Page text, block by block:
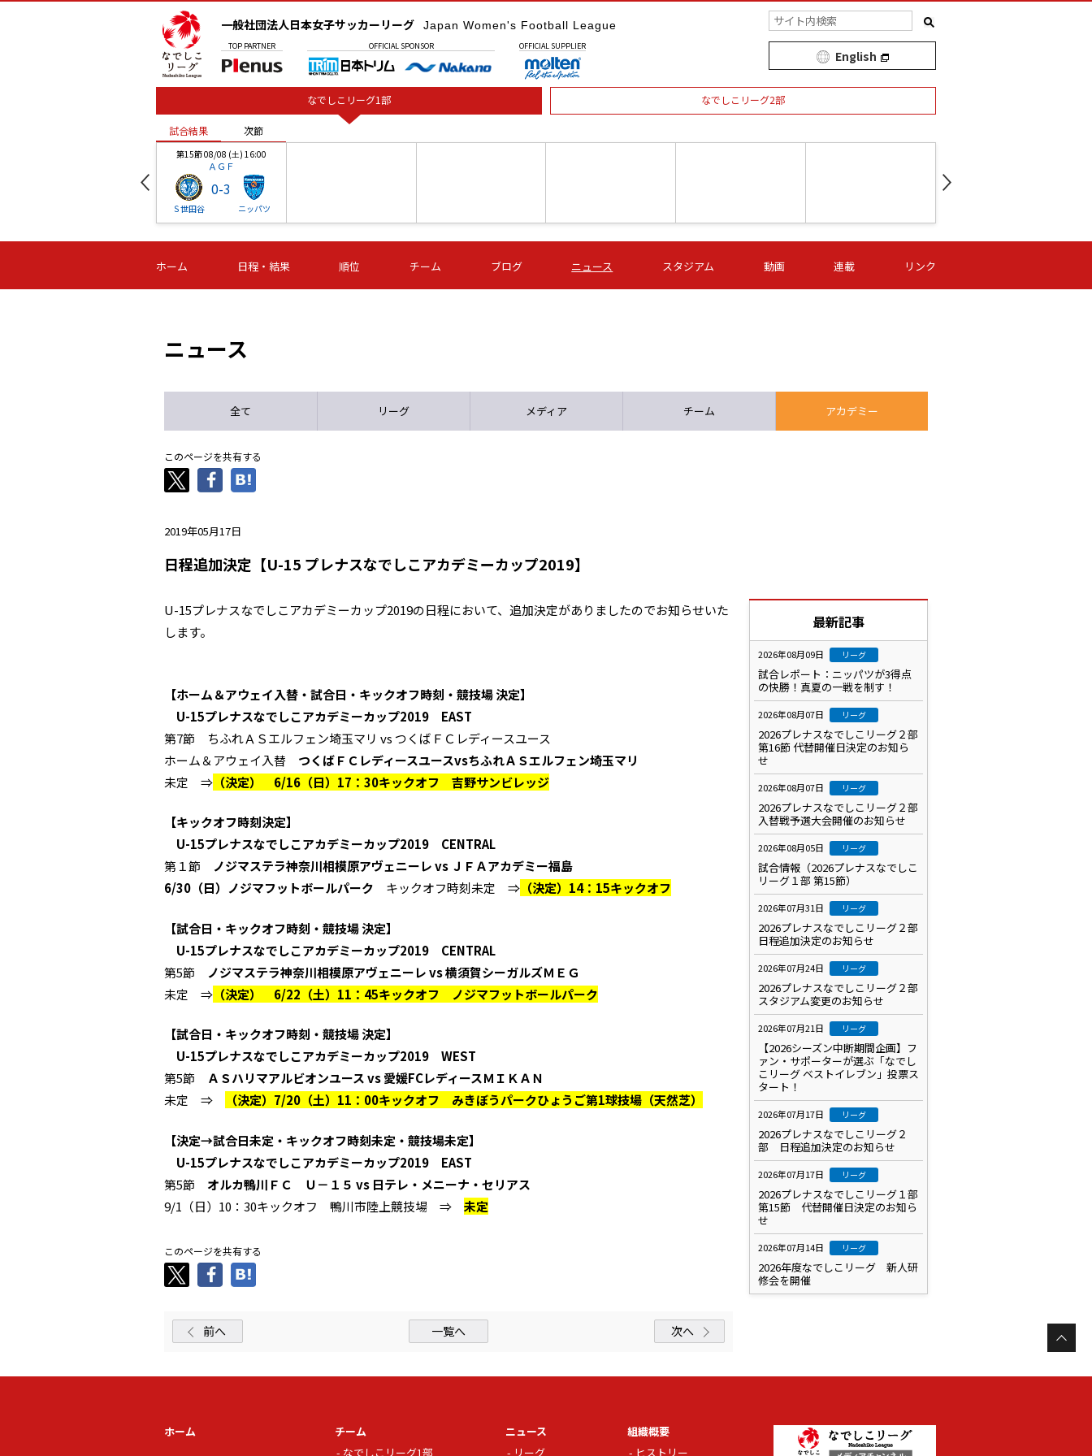
一般社団法人日本女子サッカーリーグ Japan Women's Football League
TOP PARTNER OFFICIAL SPONSOR OFFICIAL SUPPLIER
English
なでしこリーグ1部 なでしこリーグ2部
試合結果 次節
第15節 08/08 (土) 16:00
ＡＧＦ
Ｓ世田谷
0-3
ニッパツ
-
第16節 09/05 (土) 15:00
ニッパツ
-
第16節 09/05 (土) 15:00
石人の星
-
第16節 09/05 (土) 16:00
ＡＧＦ
-
いちご
-
第16節 09/06 (日) 15:00
-
第16節 09/06 (日) 15:00
- -
試合結果 次節
ホーム 日程・結果 順位 チーム ブログ ニュース スタジアム 動画 連載 リンク
ニュース
全て リーグ メディア チーム アカデミー
このページを共有する
2019年05月17日
日程追加決定【U-15 プレナスなでしこアカデミーカップ2019】
U-15プレナスなでしこアカデミーカップ2019の日程において、追加決定がありましたのでお知らせいた
します。
【ホーム＆アウェイ入替・試合日・キックオフ時刻・競技場 決定】
U-15プレナスなでしこアカデミーカップ2019 EAST
第7節 ちふれＡＳエルフェン埼玉マリ vs つくばＦＣレディースユース
ホーム＆アウェイ入替 つくばＦＣレディースユースvsちふれＡＳエルフェン埼玉マリ
未定 ⇒ （決定） 6/16（日）17：30キックオフ 吉野サンビレッジ
【キックオフ時刻決定】
U-15プレナスなでしこアカデミーカップ2019 CENTRAL
第１節 ノジマステラ神奈川相模原アヴェニーレ vs ＪＦＡアカデミー福島
6/30（日）ノジマフットボールパーク キックオフ時刻未定 ⇒ （決定）14：15キックオフ
【試合日・キックオフ時刻・競技場 決定】
U-15プレナスなでしこアカデミーカップ2019 CENTRAL
第5節 ノジマステラ神奈川相模原アヴェニーレ vs 横須賀シーガルズＭＥＧ
未定 ⇒ （決定） 6/22（土）11：45キックオフ ノジマフットボールパーク
【試合日・キックオフ時刻・競技場 決定】
U-15プレナスなでしこアカデミーカップ2019 WEST
第5節 ＡＳハリマアルビオンユース vs 愛媛FCレディースＭＩＫＡＮ
未定 ⇒
（決定）7/20（土）11：00キックオフ みきぼうパークひょうご第1球技場（天然芝）
【決定→試合日未定・キックオフ時刻未定・競技場未定】
U-15プレナスなでしこアカデミーカップ2019 EAST
第5節 オルカ鴨川ＦＣ Ｕ－１５ vs 日テレ・メニーナ・セリアス
9/1（日）10：30キックオフ 鴨川市陸上競技場 ⇒ 未定
このページを共有する
前へ 一覧へ 次へ
最新記事
2026年08月09日 リーグ
試合レポート：ニッパツが3得点
の快勝！真夏の一戦を制す！
2026年08月07日 リーグ
2026プレナスなでしこリーグ２部
第16節 代替開催日決定のお知ら
せ
2026年08月07日 リーグ
2026プレナスなでしこリーグ２部
入替戦予選大会開催のお知らせ
2026年08月05日 リーグ
試合情報（2026プレナスなでしこ
リーグ１部 第15節）
2026年07月31日 リーグ
2026プレナスなでしこリーグ２部
日程追加決定のお知らせ
2026年07月24日 リーグ
2026プレナスなでしこリーグ２部
スタジアム変更のお知らせ
2026年07月21日 リーグ
【2026シーズン中断期間企画】フ
ァン・サポーターが選ぶ「なでし
こリーグ ベストイレブン」投票ス
タート！
2026年07月17日 リーグ
2026プレナスなでしこリーグ２
部 日程追加決定のお知らせ
2026年07月17日 リーグ
2026プレナスなでしこリーグ１部
第15節 代替開催日決定のお知ら
せ
2026年07月14日 リーグ
2026年度なでしこリーグ 新人研
修会を開催
ホーム
チーム
なでしこリーグ1部
ニュース
リーグ
組織概要
ヒストリー